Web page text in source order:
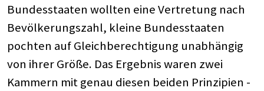
Bundesstaaten wollten eine Vertretung nach
Bevölkerungszahl, kleine Bundesstaaten
pochten auf Gleichberechtigung unabhängig
von ihrer Größe. Das Ergebnis waren zwei
Kammern mit genau diesen beiden Prinzipien -